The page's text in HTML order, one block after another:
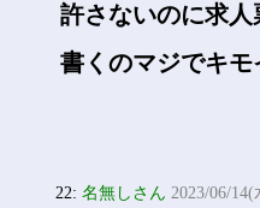
許さないのに求人
書くのマジでキモ
22:名無しさん 2023/06/14(